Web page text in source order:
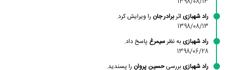
راد شهبازی اثربرادر جان را ویرایش کرد.
1398/08/13
راد شهبازیبه نظرسیمرغ پاسخ داد.
1398/06/28
راد شهبازیبررسیحسین پروان را پسندید.